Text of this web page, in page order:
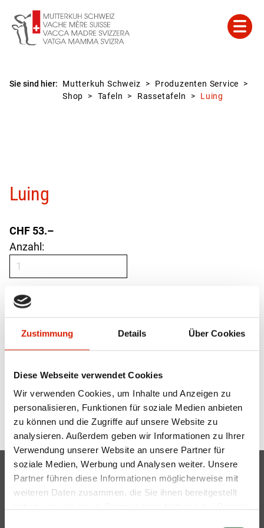
Zustimmung Details Über Cookies
Diese Webseite verwendet Cookies
Wir verwenden Cookies, um Inhalte und Anzeigen zu
personalisieren, Funktionen für soziale Medien anbieten
zu können und die Zugriffe auf unsere Website zu
analysieren. Außerdem geben wir Informationen zu Ihrer
Verwendung unserer Website an unsere Partner für
soziale Medien, Werbung und Analysen weiter. Unsere
Partner führen diese Informationen möglicherweise mit
weiteren Daten zusammen, die Sie ihnen bereitgestellt
Sie sind hier: Mutterkuh Schweiz
Produzenten Service
Shop
Tafeln Rassetafeln Luing
Luing
CHF 53.–
Anzahl:
500 x 375 mm
Zurück
Mutterkuh Schweiz
Gass 10
info@mutterkuh.ch